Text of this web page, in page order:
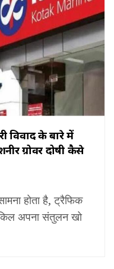
विवाद के बारे में
ग्रोवर दोषी कैसे
होता है, ट्रैफिक
अपना संतुलन खो